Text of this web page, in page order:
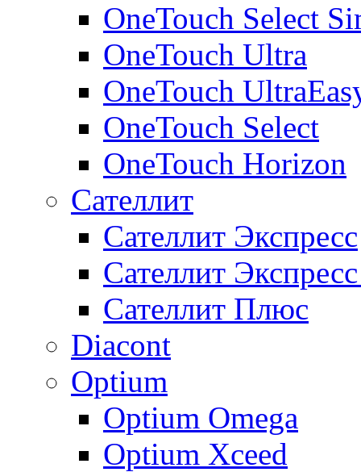
OneTouch Select
OneTouch Ultra
OneTouch
OneTouch Select
OneTouch Horizon
Сателлит
Сателлит Экспресс
Сателлит
Сателлит Плюс
Diacont
Optium
Optium Omega
Optium Xceed